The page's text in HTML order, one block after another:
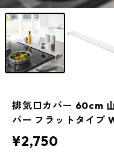
排気口カバー 60cm
バー フラットタイプ
¥2,750